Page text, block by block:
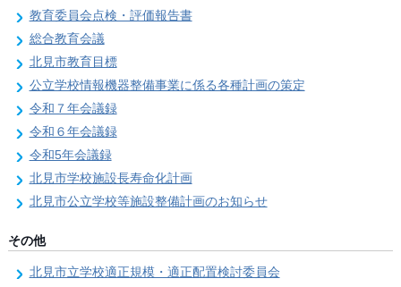
教育委員会点検・評価報告書
総合教育会議
北見市教育目標
公立学校情報機器整備事業に係る各種計画の策定
令和７年会議録
令和６年会議録
令和5年会議録
北見市学校施設長寿命化計画
北見市公立学校等施設整備計画のお知らせ
その他
北見市立学校適正規模・適正配置検討委員会